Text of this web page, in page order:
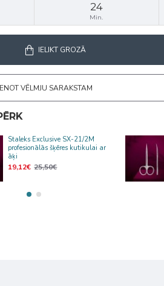
24
Min.
IELIKT GROZĀ
VĒLMJU SARAKSTAM
Staleks Exclusive SX-21/2M
profesionālās šķēres kutikulai ar
āķi
19,12€ 25,50€